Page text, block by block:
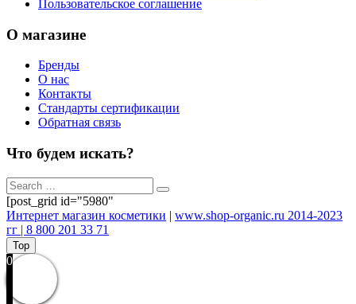
Пользовательское соглашение
О магазине
Бренды
О нас
Контакты
Стандарты сертификации
Обратная связь
Что будем искать?
[post_grid id="5980"
Интернет магазин косметики | www.shop-organic.ru 2014-2023
гг | 8 800 201 33 71
Top
0